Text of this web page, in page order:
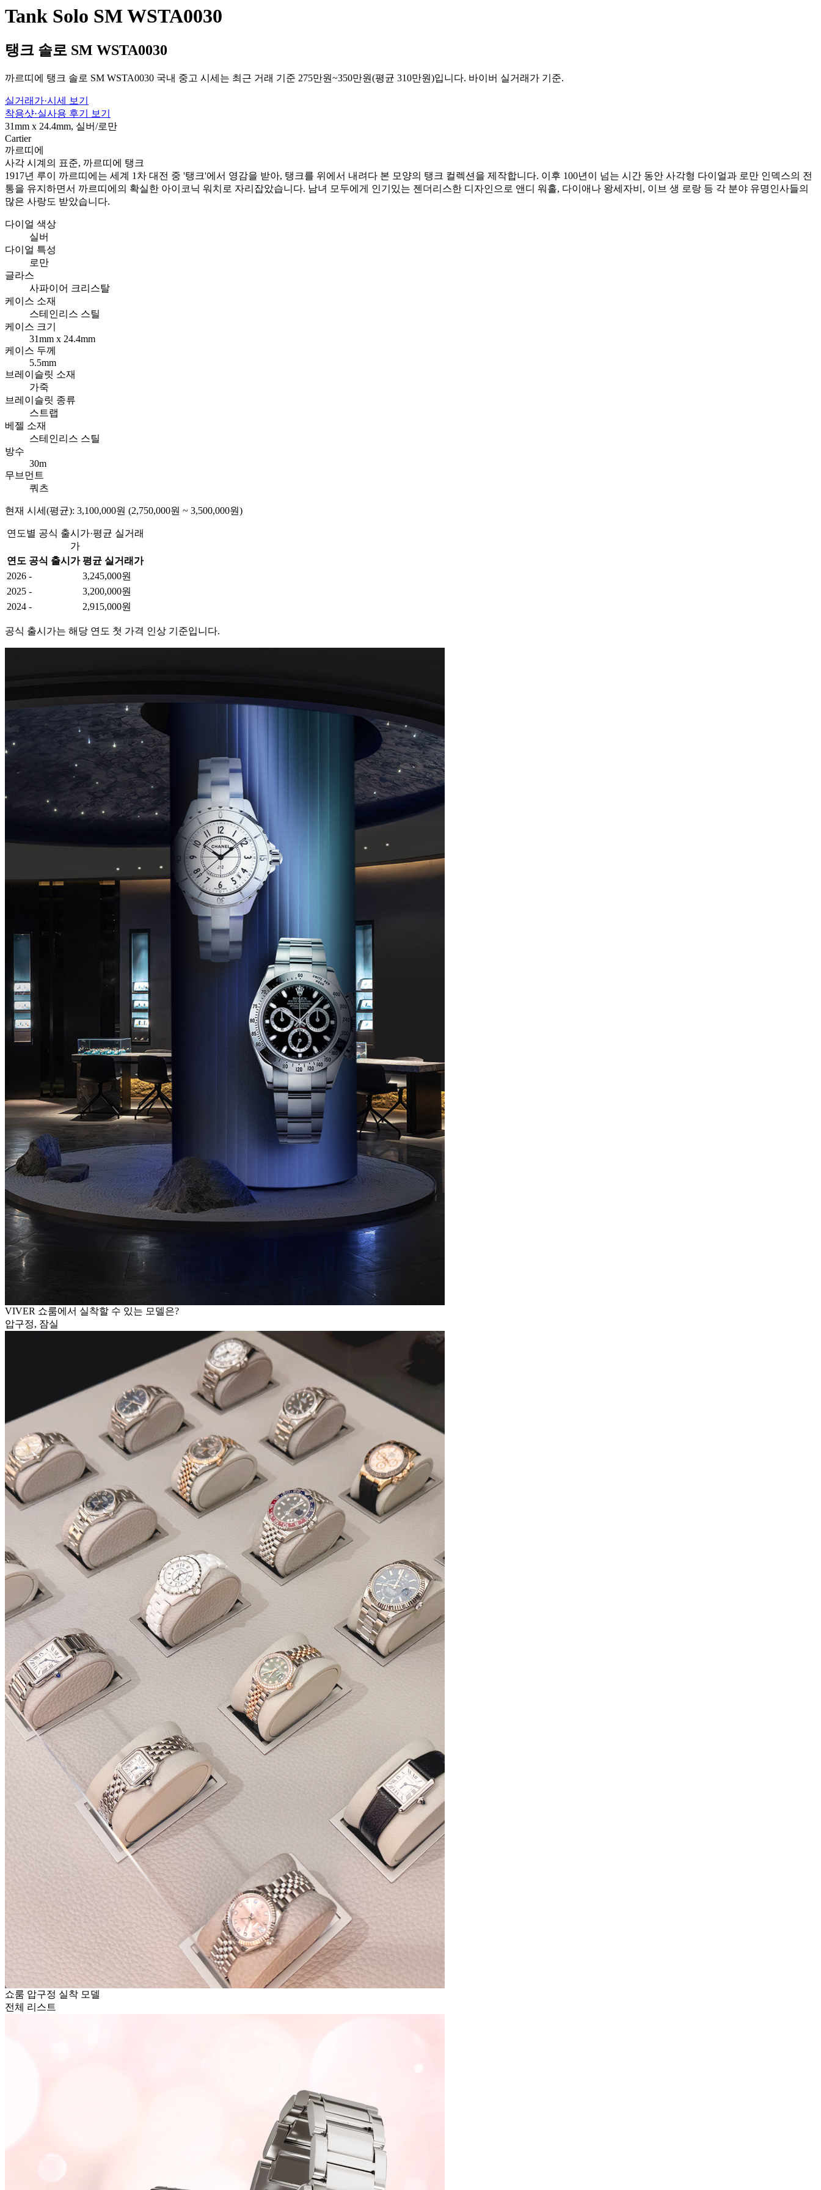
Tank Solo SM WSTA0030
탱크 솔로 SM WSTA0030
까르띠에 탱크 솔로 SM WSTA0030 국내 중고 시세는 최근 거래 기준 275만원~350만원(평균 310만원)입니다. 바이버 실거래가 기준.
실거래가·시세 보기
착용샷·실사용 후기 보기
31mm x 24.4mm, 실버/로만
Cartier
까르띠에
사각 시계의 표준, 까르띠에 탱크
1917년 루이 까르띠에는 세계 1차 대전 중 '탱크'에서 영감을 받아, 탱크를 위에서 내려다 본 모양의 탱크 컬렉션을 제작합니다. 이후 100년이 넘는 시간 동안 사각형 다이얼과 로만 인덱스의 전
통을 유지하면서 까르띠에의 확실한 아이코닉 워치로 자리잡았습니다. 남녀 모두에게 인기있는 젠더리스한 디자인으로 앤디 워홀, 다이애나 왕세자비, 이브 생 로랑 등 각 분야 유명인사들의
많은 사랑도 받았습니다.
다이얼 색상
실버
다이얼 특성
로만
글라스
사파이어 크리스탈
케이스 소재
스테인리스 스틸
케이스 크기
31mm x 24.4mm
케이스 두께
5.5mm
브레이슬릿 소재
가죽
브레이슬릿 종류
스트랩
베젤 소재
스테인리스 스틸
방수
30m
무브먼트
쿼츠
현재 시세(평균): 3,100,000원 (2,750,000원 ~ 3,500,000원)
연도별 공식 출시가·평균 실거래
가
연도 공식 출시가 평균 실거래가
2026 -
3,245,000원
2025 -
3,200,000원
2024 - 2,915,000원
공식 출시가는 해당 연도 첫 가격 인상 기준입니다.
VIVER 쇼룸에서 실착할 수 있는 모델은?
압구정, 잠실
쇼룸 압구정 실착 모델
전체 리스트